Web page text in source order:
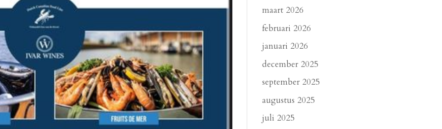
maart 2026
februari 2026
januari 2026
december 2025
september 2025
augustus 2025
juli 2025